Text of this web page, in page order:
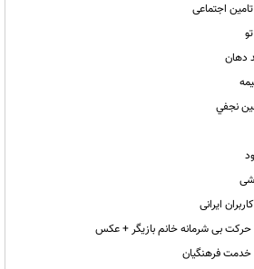
اجتماعی
نجفي
حرکت بی شرمانه خانم بازیگر + عکس